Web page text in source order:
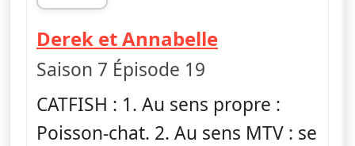
fin 18h51
Derek et Annabelle— Catfish :
Saison 7 Épisode 19
CATFISH : 1. Au sens propre :
Poisson-chat. 2. Au sens MTV : se